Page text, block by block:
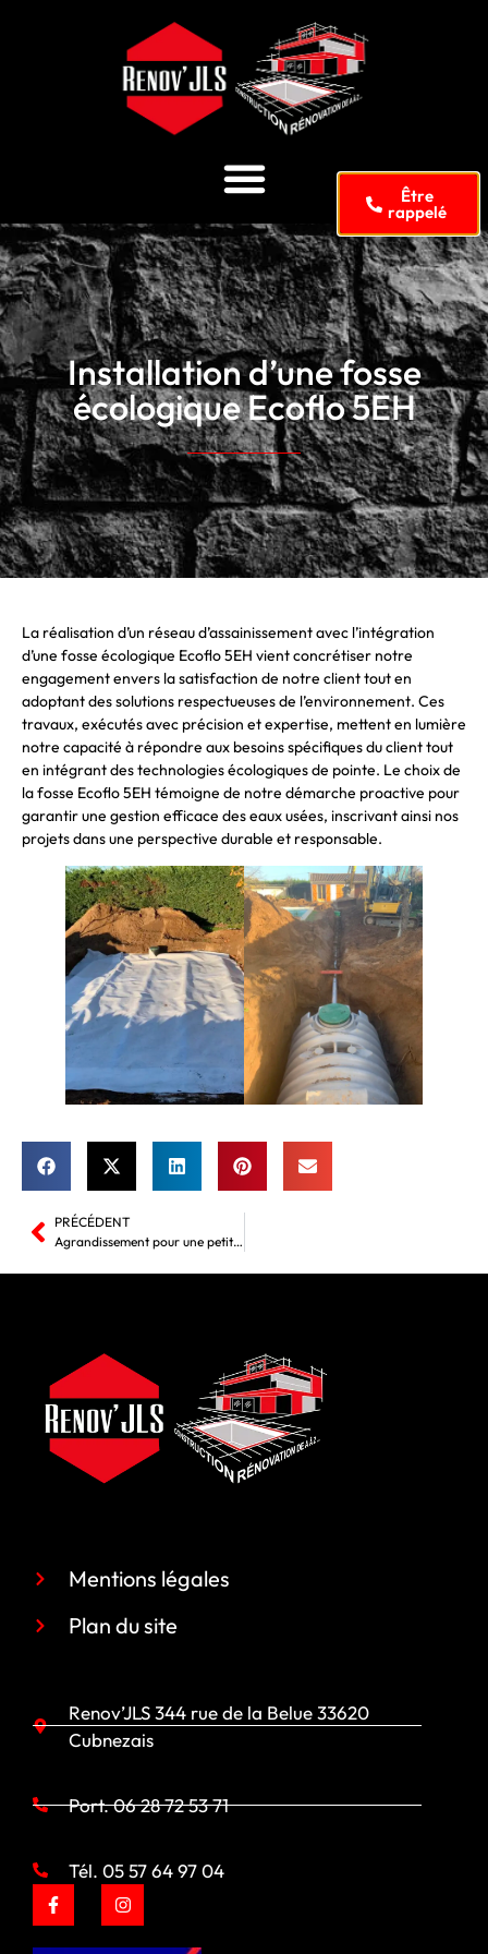
Installation d’une fosse
écologique Ecoflo 5EH
La réalisation d’un réseau d’assainissement avec l’intégration
d’une fosse écologique Ecoflo 5EH vient concrétiser notre
engagement envers la satisfaction de notre client tout en
adoptant des solutions respectueuses de l’environnement. Ces
travaux, exécutés avec précision et expertise, mettent en lumière
notre capacité à répondre aux besoins spécifiques du client tout
en intégrant des technologies écologiques de pointe. Le choix de
la fosse Ecoflo 5EH témoigne de notre démarche proactive pour
garantir une gestion efficace des eaux usées, inscrivant ainsi nos
projets dans une perspective durable et responsable.
PRÉCÉDENT
Agrandissement pour une petite maison
Mentions légales
Plan du site
Renov’JLS 344 rue de la Belue 33620
Cubnezais
Port. 06 28 72 53 71
Tél. 05 57 64 97 04
Être
rappelé